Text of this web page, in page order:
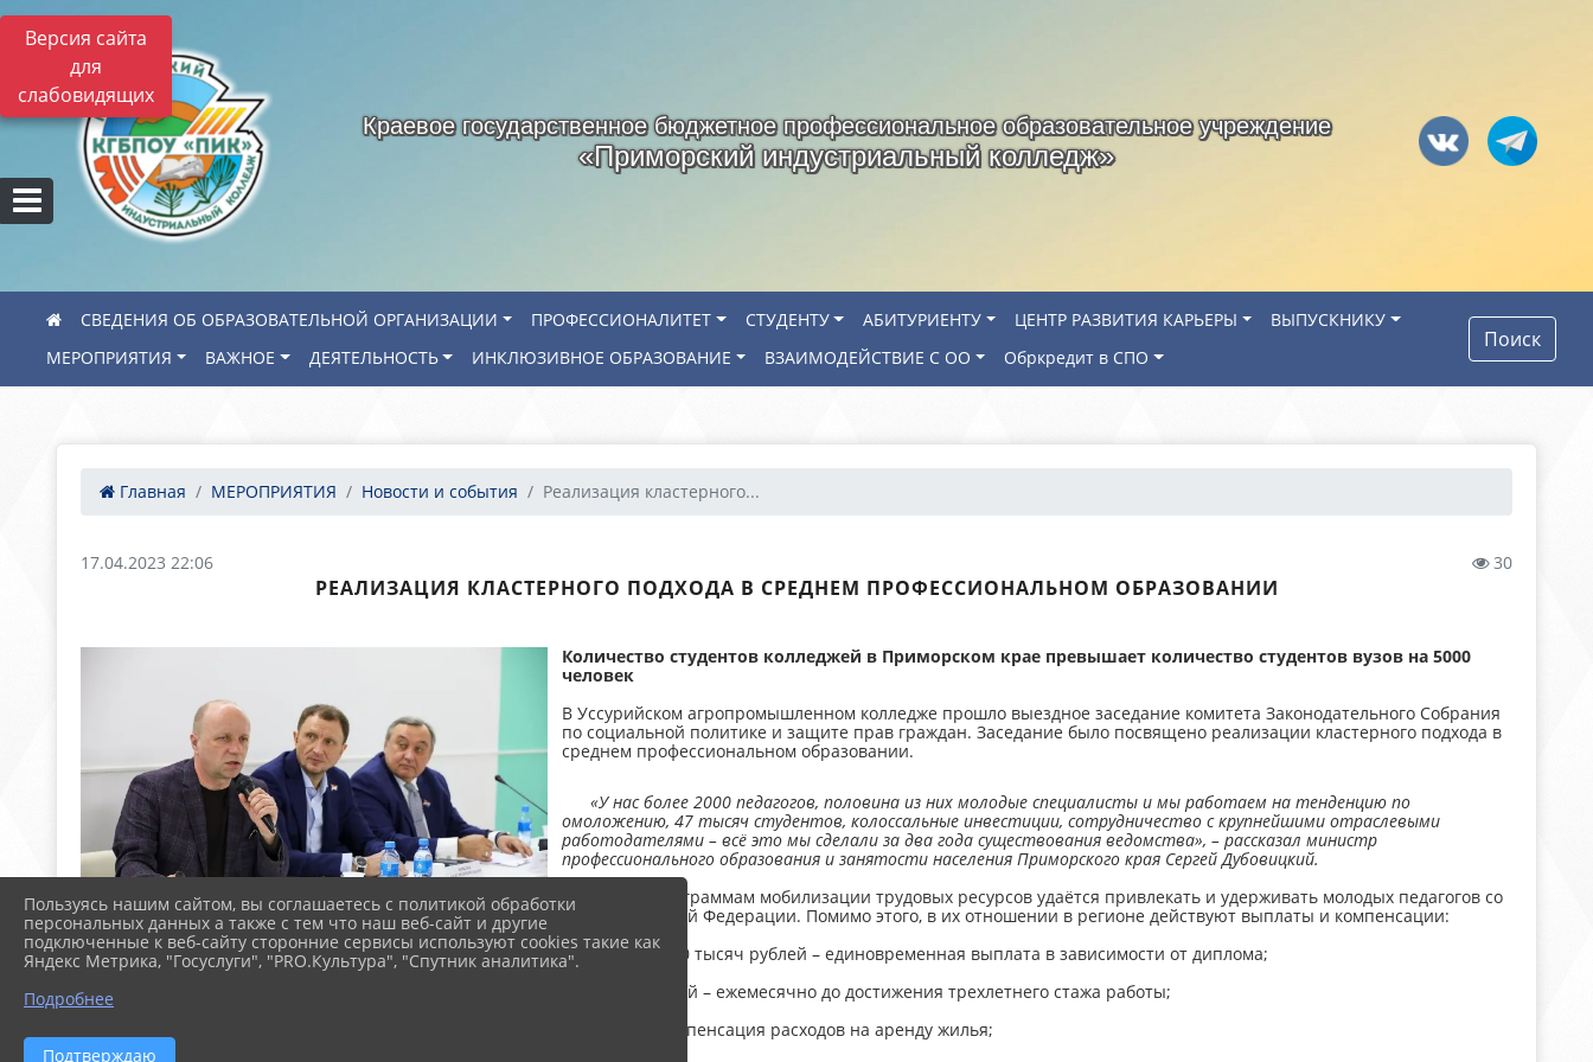
Версия сайта
для
слабовидящих
Краевое государственное бюджетное профессиональное образовательное учреждение
«Приморский индустриальный колледж»
СВЕДЕНИЯ ОБ ОБРАЗОВАТЕЛЬНОЙ ОРГАНИЗАЦИИ ПРОФЕССИОНАЛИТЕТ СТУДЕНТУ АБИТУРИЕНТУ ЦЕНТР РАЗВИТИЯ КАРЬЕРЫ
ВЫПУСКНИКУ
МЕРОПРИЯТИЯ
ВАЖНОЕ ДЕЯТЕЛЬНОСТЬ ИНКЛЮЗИВНОЕ ОБРАЗОВАНИЕ ВЗАИМОДЕЙСТВИЕ С ОО Обркредит в СПО
Поиск
Главная МЕРОПРИЯТИЯ Новости и события Реализация кластерного...
17.04.2023 22:06 30
РЕАЛИЗАЦИЯ КЛАСТЕРНОГО ПОДХОДА В СРЕДНЕМ ПРОФЕССИОНАЛЬНОМ ОБРАЗОВАНИИ
Количество студентов колледжей в Приморском крае превышает количество студентов вузов на 5000
человек
В Уссурийском агропромышленном колледже прошло выездное заседание комитета Законодательного Собрания
по социальной политике и защите прав граждан. Заседание было посвящено реализации кластерного подхода в
среднем профессиональном образовании.
«У нас более 2000 педагогов, половина из них молодые специалисты и мы работаем на тенденцию по
омоложению, 47 тысяч студентов, колоссальные инвестиции, сотрудничество с крупнейшими отраслевыми
работодателями – всё это мы сделали за два года существования ведомства», – рассказал министр
профессионального образования и занятости населения Приморского края Сергей Дубовицкий.
Благодаря программам мобилизации трудовых ресурсов удаётся привлекать и удерживать молодых педагогов со
всей Российской Федерации. Помимо этого, в их отношении в регионе действуют выплаты и компенсации:
➡️от 250 до 440 тысяч рублей – единовременная выплата в зависимости от диплома;
10 тысяч рублей – ежемесячно до достижения трехлетнего стажа работы;
до 50% – компенсация расходов на аренду жилья;
Пользуясь нашим сайтом, вы соглашаетесь с политикой обработки
персональных данных а также с тем что наш веб-сайт и другие
подключенные к веб-сайту сторонние сервисы используют cookies такие как
Яндекс Метрика, "Госуслуги", "PRO.Культура", "Спутник аналитика".
Подробнее
Подтверждаю